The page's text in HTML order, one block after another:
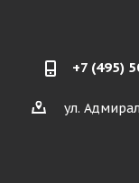
+7 (495)
ул.